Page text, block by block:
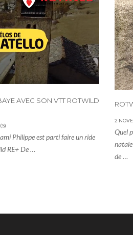
AVEC SON VTT ROTWILD
Philippe est parti faire un ride
RE+ De …
2
Quel
de …